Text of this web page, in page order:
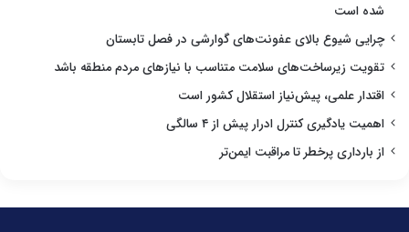
شده است
چرایی شیوع بالای عفونت‌های گوارشی در فصل تابستان
تقویت زیرساخت‌های سلامت متناسب با نیازهای مردم منطقه باشد
اقتدار علمی، پیش‌نیاز استقلال کشور است
اهمیت یادگیری کنترل ادرار پیش از ۴ سالگی
از بارداری پرخطر تا مراقبت ایمن‌تر